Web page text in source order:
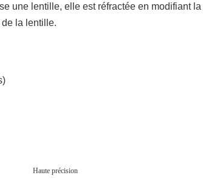
une lentille, elle est réfractée en modifiant
la lentille.
Haute précision